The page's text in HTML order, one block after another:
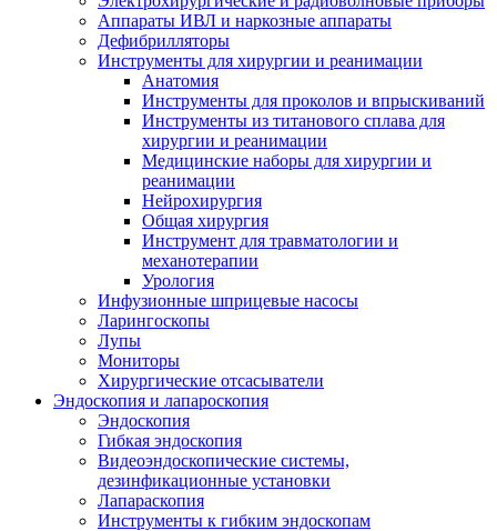
Аппараты ИВЛ и наркозные аппараты
Дефибрилляторы
Инструменты для хирургии и реанимации
Анатомия
Инструменты для проколов и впрыскиваний
Инструменты из титанового сплава для
хирургии и реанимации
Медицинские наборы для хирургии и
реанимации
Нейрохирургия
Общая хирургия
Инструмент для травматологии и
механотерапии
Урология
Инфузионные шприцевые насосы
Ларингоскопы
Лупы
Мониторы
Хирургические отсасыватели
Эндоскопия и лапароскопия
Эндоскопия
Гибкая эндоскопия
Видеоэндоскопические системы,
дезинфикационные установки
Лапараскопия
Инструменты к гибким эндоскопам